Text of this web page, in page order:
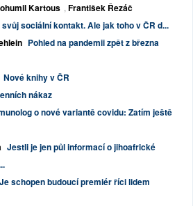
Kartous , František Řezáč
sociální kontakt. Ale jak toho v ČR d...
Pohled na pandemii zpět z března
Nové knihy v ČR
nákaz
o nové variantě covidu: Zatím ještě
Jestli je jen půl informací o jihoafrické
Je schopen budoucí premiér říci lidem